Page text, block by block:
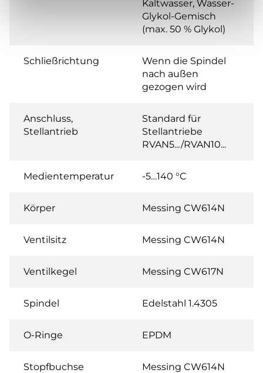
Kaltwasser, Wasser-
Glykol-Gemisch
(max. 50 % Glykol)
Schließrichtung
Wenn die Spindel
nach außen
gezogen wird
Anschluss,
Stellantrieb
Standard für
Stellantriebe
RVAN5.../RVAN10...
Medientemperatur -5…140 °C
Körper Messing CW614N
Ventilsitz Messing CW614N
Ventilkegel Messing CW617N
Spindel Edelstahl 1.4305
O-Ringe EPDM
Stopfbuchse Messing CW614N